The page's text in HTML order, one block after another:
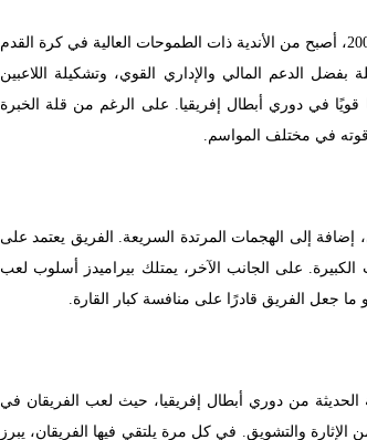
، الذي تأسس في عام 2008، أصبح من الأندية ذات الطموحات العالية في كرة القدم
الدعم المالي والإداري القوي، وتشكيلة اللاعبين
في دوري أبطال إفريقيا. على الرغم من قلة الخبرة
قوته في مختلف المواسم.
إضافة إلى الهجمات المرتدة السريعة. الفريق يعتمد على
الكبيرة. على الجانب الآخر، يمتلك بيراميدز أسلوب لعب
ما جعل الفريق قادرًا على منافسة كبار القارة.
من دوري أبطال إفريقيا، حيث لعب الفريقان في
الإثارة والتشويق. في كل مرة يلتقي فيها الفريقان، يبرز